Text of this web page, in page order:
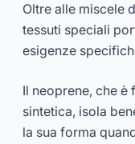
Oltre alle miscele
tessuti speciali
esigenze
Il neoprene, che è
sintetica, isola
la sua forma